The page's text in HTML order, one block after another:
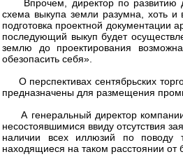
Впрочем, директор по развитию
схема выкупа земли разумна, хоть и
подготовка проектной документации
последующий выкуп будет
землю до проектирования
обезопасить себя».
О перспективах сентябрьских
предназначены для размещения
А генеральный директор
несостоявшимися ввиду отсутствия
наличии всех иллюзий по поводу
находящиеся на таком расстоянии от